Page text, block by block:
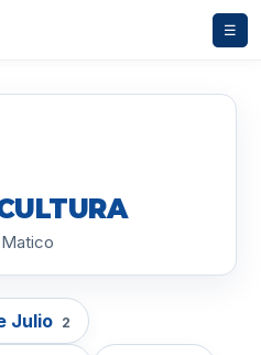
☰
Julio 2